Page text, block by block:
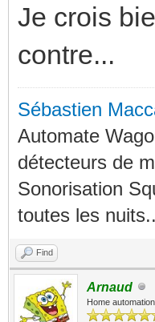
Je crois
contre...
Sébastien
Automate
détecteurs de
Sonorisation
toutes les
Find
Arnaud
Home